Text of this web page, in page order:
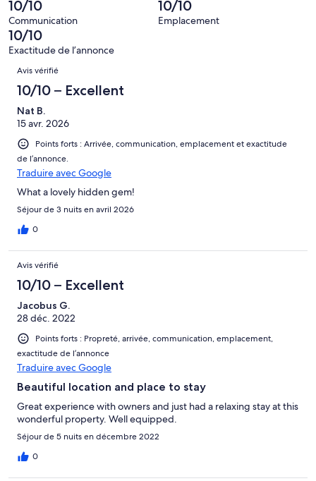
sur 16.
0 avis
sur 16.
10/10
Communication
10/10
Emplacement
10/10
Exactitude de l’annonce
Avis
Avis vérifié
10/10 – Excellent
Nat B.
15 avr. 2026
Points forts : Arrivée, communication, emplacement et exactitude
de l’annonce.
Traduire avec Google
What a lovely hidden gem!
Séjour de 3 nuits en avril 2026
0
Avis vérifié
10/10 – Excellent
Jacobus G.
28 déc. 2022
Points forts : Propreté, arrivée, communication, emplacement,
exactitude de l’annonce
Traduire avec Google
Beautiful location and place to stay
Great experience with owners and just had a relaxing stay at this
wonderful property. Well equipped.
Séjour de 5 nuits en décembre 2022
0